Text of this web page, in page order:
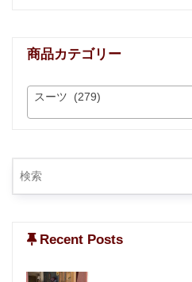
商品カテゴリー
スーツ (279)
Recent Posts